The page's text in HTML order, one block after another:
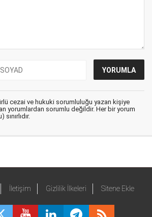
cezai ve hukuki sorumluluğu yazan kişiye
yorumlardan sorumlu değildir. Her bir yorum
İletişim Gizlilik İlkeleri Sitene Ekle